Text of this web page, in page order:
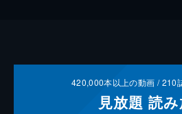
420,000本以上の動画 /210
見放題 読